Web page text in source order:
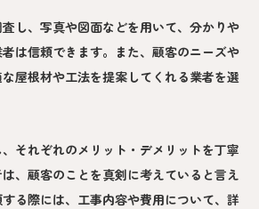
し、写真や図面などを用いて、分かりや
は信頼できます。また、顧客のニーズや
屋根材や工法を提案してくれる業者を選
それぞれのメリット・デメリットを丁寧
、顧客のことを真剣に考えていると言え
る際には、工事内容や費用について、詳